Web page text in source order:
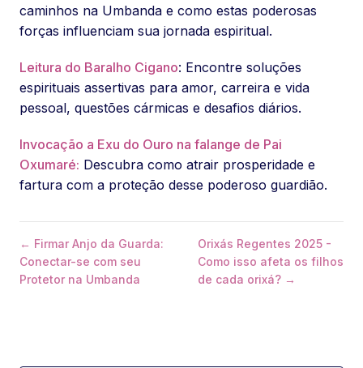
caminhos na Umbanda e como estas poderosas
forças influenciam sua jornada espiritual.
Leitura do Baralho Cigano: Encontre soluções
espirituais assertivas para amor, carreira e vida
pessoal, questões cármicas e desafios diários.
Invocação a Exu do Ouro na falange de Pai
Oxumaré: Descubra como atrair prosperidade e
fartura com a proteção desse poderoso guardião.
← Firmar Anjo da Guarda:
Conectar-se com seu
Protetor na Umbanda
Orixás Regentes 2025 -
Como isso afeta os filhos
de cada orixá? →